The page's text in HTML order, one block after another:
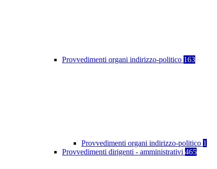
Provvedimenti organi indirizzo-politico 163
Provvedimenti organi indirizzo-politico 1
Provvedimenti dirigenti - amministrativi 465